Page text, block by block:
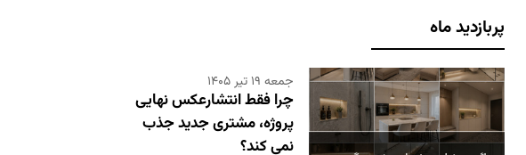
پربازدید ماه
چرا فقط انتشارعکس نهایی
پروژه، مشتری جدید جذب
نمی کند؟
جمعه ۱۹ تیر ۱۴۰۵